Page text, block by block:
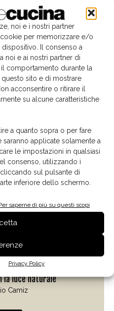
noi e i nostri partner
per memorizzare e/o
Il consenso a
noi e ai nostri partner di
comportamento durante la
sito e di mostrare
acconsentire o ritirare il
su alcune caratteristiche
a quanto sopra o per fare
applicate solamente a
le impostazioni in qualsiasi
consenso, utilizzando i
sul pulsante di
inferiore dello schermo.
saperne di più su questi scopi
Privacy Policy
la luce naturale
Camiz